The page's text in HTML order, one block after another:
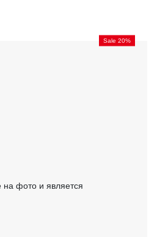
Sale 20%
на фото и является